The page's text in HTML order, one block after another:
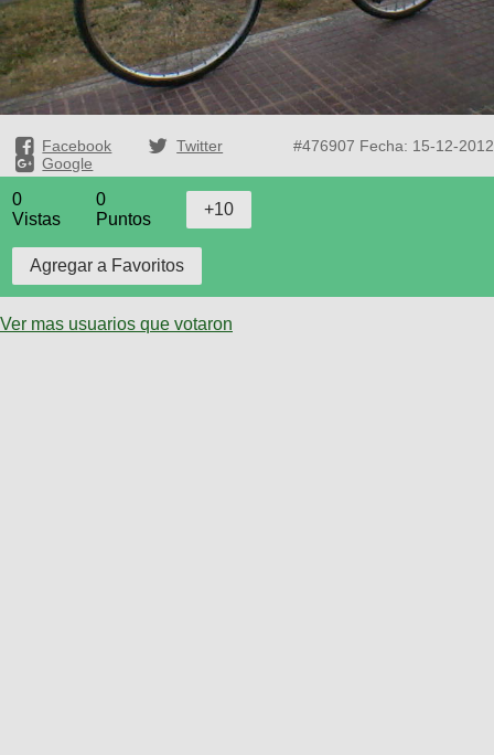
Facebook
Twitter
Google
#476907 Fecha: 15-12-2012
0
Vistas
0
Puntos
Ver mas usuarios que votaron